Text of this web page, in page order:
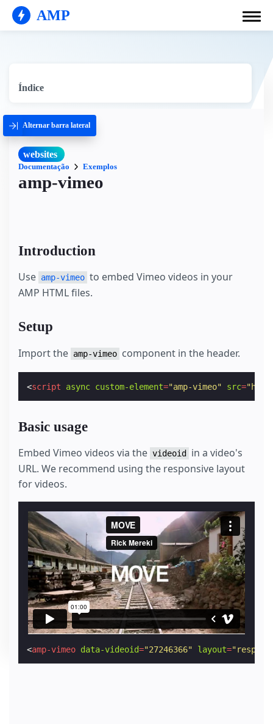
AMP
Índice
Alternar barra lateral
websites
Documentação Exemplos
amp-vimeo
Introduction
Use amp-vimeo to embed Vimeo videos in your
AMP HTML files.
Setup
Import the amp-vimeo component in the header.
<script async custom-element="amp-vimeo" src=
Basic usage
Embed Vimeo videos via the videoid
in a video's
URL. We recommend using the responsive layout
for videos.
<amp-vimeo data-videoid="27246366" layout=